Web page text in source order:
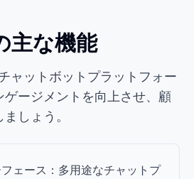
主な機能
ャットボットプラットフォー
ゲージメントを向上させ、顧
しょう。
ェース：多用途なチャットプ